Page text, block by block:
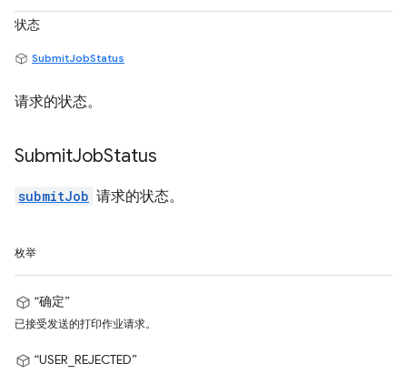
状态
SubmitJobStatus
请求的状态。
SubmitJobStatus
submitJob 请求的状态。
枚举
“确定”
已接受发送的打印作业请求。
“USER_REJECTED”